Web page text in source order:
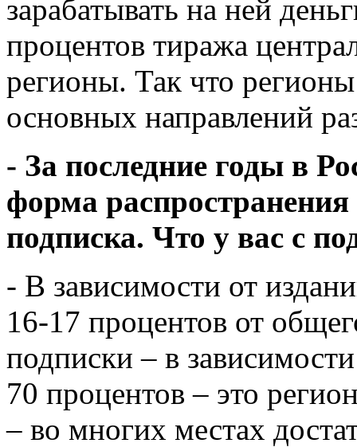
зарабатывать на ней
процентов тиража
регионы. Так что
основных направлений
- За последние годы в
форма
подписка. Что у вас с
- В зависимости от
16-17 процентов от
подписки – в
70 процентов – это
– во многих местах